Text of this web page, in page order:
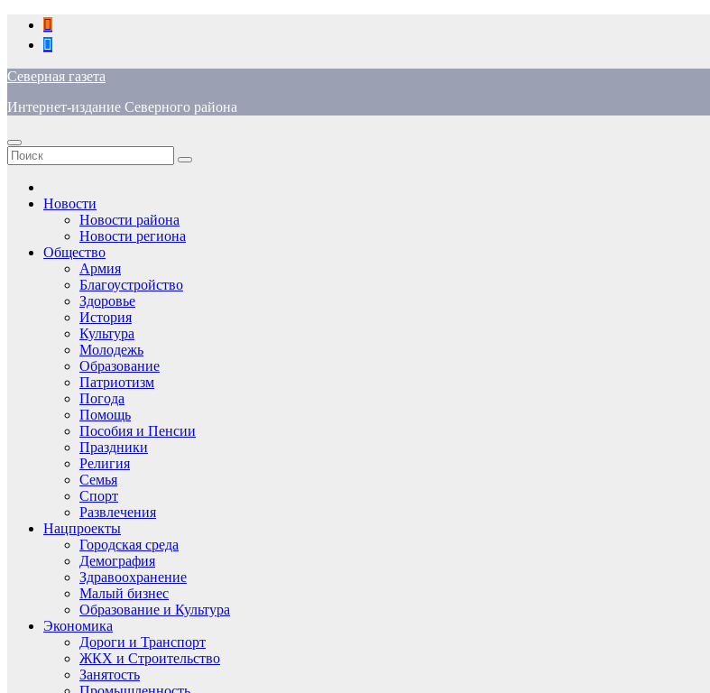
Перейти
содержимому
Северная газета
Интернет-издание Северного района
Новости
Новости района
Новости региона
Общество
Армия
Благоустройство
Здоровье
История
Культура
Молодежь
Образование
Патриотизм
Погода
Помощь
Пособия и Пенсии
Праздники
Религия
Семья
Спорт
Развлечения
Нацпроекты
Городская среда
Демография
Здравоохранение
Малый бизнес
Образование и Культура
Экономика
Дороги и Транспорт
ЖКХ и Строительство
Занятость